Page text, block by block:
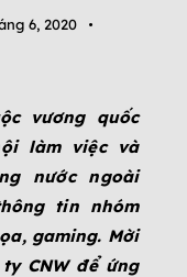
6, 2020
vương quốc
làm việc và
nước ngoài
tin nhóm
gaming. Mời
CNW để ứng